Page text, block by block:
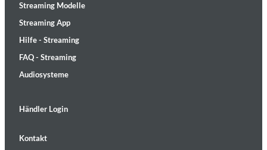
Streaming Modelle
Streaming App
Hilfe - Streaming
FAQ - Streaming
Audiosysteme
Händler Login
Kontakt